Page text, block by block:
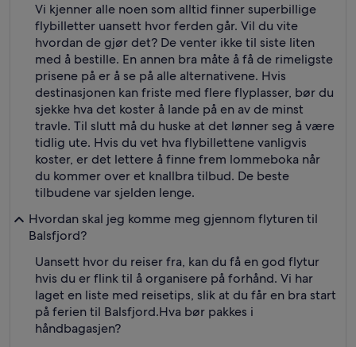
Vi kjenner alle noen som alltid finner superbillige
flybilletter uansett hvor ferden går. Vil du vite
hvordan de gjør det? De venter ikke til siste liten
med å bestille. En annen bra måte å få de rimeligste
prisene på er å se på alle alternativene. Hvis
destinasjonen kan friste med flere flyplasser, bør du
sjekke hva det koster å lande på en av de minst
travle. Til slutt må du huske at det lønner seg å være
tidlig ute. Hvis du vet hva flybillettene vanligvis
koster, er det lettere å finne frem lommeboka når
du kommer over et knallbra tilbud. De beste
tilbudene var sjelden lenge.
Hvordan skal jeg komme meg gjennom flyturen til
Balsfjord?
Uansett hvor du reiser fra, kan du få en god flytur
hvis du er flink til å organisere på forhånd. Vi har
laget en liste med reisetips, slik at du får en bra start
på ferien til Balsfjord.Hva bør pakkes i
håndbagasjen?